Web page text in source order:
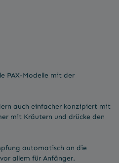
PAX-Modelle mit der
auch einfacher konzipiert mit
mit Kräutern und drücke den
automatisch an die
allem für Anfänger.